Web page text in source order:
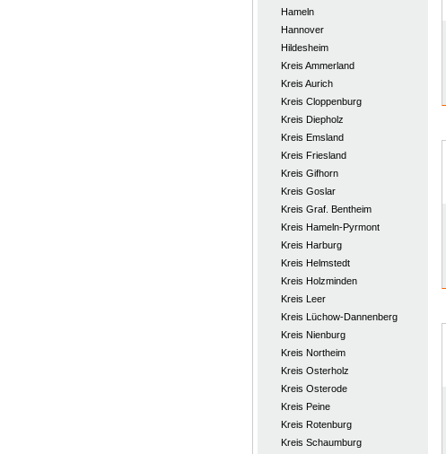
Hameln
Hannover
Hildesheim
Kreis Ammerland
Kreis Aurich
Kreis Cloppenburg
Kreis Diepholz
Kreis Emsland
Kreis Friesland
Kreis Gifhorn
Kreis Goslar
Kreis Graf. Bentheim
Kreis Hameln-Pyrmont
Kreis Harburg
Kreis Helmstedt
Kreis Holzminden
Kreis Leer
Kreis Lüchow-Dannenberg
Kreis Nienburg
Kreis Northeim
Kreis Osterholz
Kreis Osterode
Kreis Peine
Kreis Rotenburg
Kreis Schaumburg